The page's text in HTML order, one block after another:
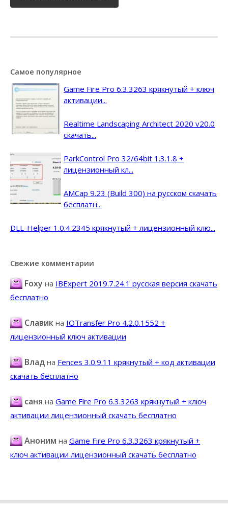
Самое популярное
Game Fire Pro 6.3.3263 крякнутый + ключ
активации...
Realtime Landscaping Architect 2020 v20.0
скачать...
ParkControl Pro 32/64bit 1.3.1.8 +
лицензионный кл...
AMCap 9.23 (Build 300) на русском скачать
бесплатн...
DLL-Helper 1.0.4.2345 крякнутый + лицензионный клю...
Свежие комментарии
Foxy на IBExpert 2019.7.24.1 русская версия скачать
бесплатно
Славик на IOTransfer Pro 4.2.0.1552 +
лицензионный ключ активации
Влад на Fences 3.0.9.11 крякнутый + код активации
скачать бесплатно
саня на Game Fire Pro 6.3.3263 крякнутый + ключ
активации лицензионный скачать бесплатно
Аноним на Game Fire Pro 6.3.3263 крякнутый +
ключ активации лицензионный скачать бесплатно